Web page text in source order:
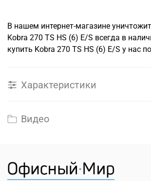
В нашем интернет-магазине
Kobra 270 TS HS (6) E/S всегда в
купить Kobra 270 TS HS (6) E/S у нас
Характеристики
Видео